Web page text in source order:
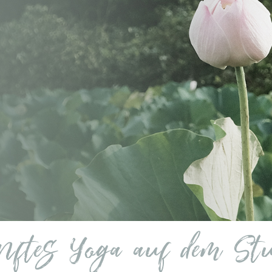
Yoga auf dem